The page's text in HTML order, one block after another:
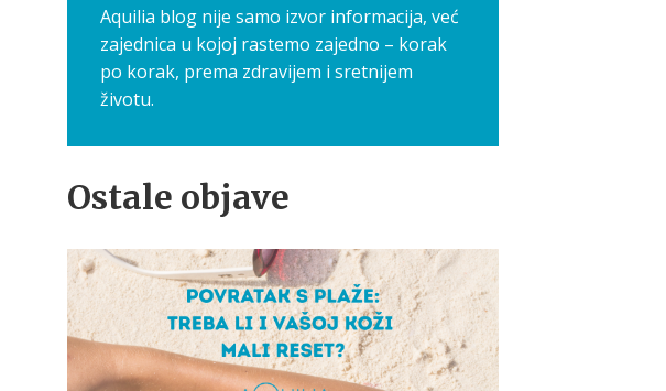
Aquilia blog nije samo izvor informacija, već
zajednica u kojoj rastemo zajedno – korak
po korak, prema zdravijem i sretnijem
životu.
Ostale objave